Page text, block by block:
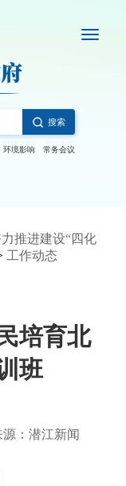
搜索
环境影响 常务会议
推进建设“四化
工作动态
培育北
班
源：潜江新闻